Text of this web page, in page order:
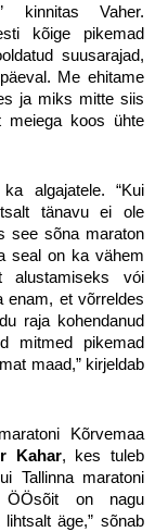
kinnitas Vaher.
kõige pikemad
suusarajad,
Me ehitame
ja miks mitte siis
meiega koos ühte
algajatele. “Kui
tänavu ei ole
see sõna maraton
seal on ka vähem
vói
enam, et võrreldes
raja kohendanud
mitmed pikemad
maad,” kirjeldab
aratoni Kõrvemaa
Kahar, kes tuleb
Tallinna maratoni
ÖÖsõit on nagu
äge,” sõnab